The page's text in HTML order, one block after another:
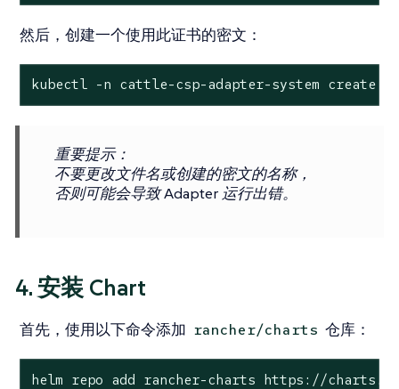
然后，创建一个使用此证书的密文：
kubectl -n cattle-csp-adapter-system create
重要提示：
不要更改文件名或创建的密文的名称，
否则可能会导致 Adapter 运行出错。
4. 安装 Chart
首先，使用以下命令添加 rancher/charts 仓库：
helm repo add rancher-charts https://